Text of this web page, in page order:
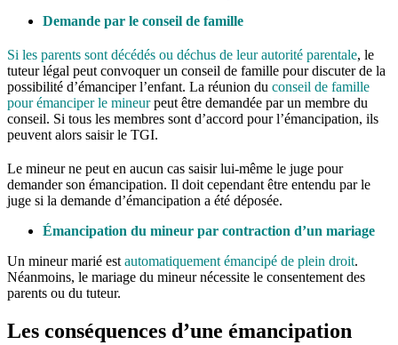
Demande par le conseil de famille
Si les parents sont décédés ou déchus de leur autorité parentale, le
tuteur légal peut convoquer un conseil de famille pour discuter de la
possibilité d’émanciper l’enfant. La réunion du conseil de famille
pour émanciper le mineurpeut être demandée par un membre du
conseil. Si tous les membres sont d’accord pour l’émancipation, ils
peuvent alors saisir le TGI.
Le mineur ne peut en aucun cas saisir lui-même le juge pour
demander son émancipation. Il doit cependant être entendu par le
juge si la demande d’émancipation a été déposée.
Émancipation du mineur par contraction d’un mariage
Un mineur marié est automatiquement émancipé de plein droit.
Néanmoins, le mariage du mineur nécessite le consentement des
parents ou du tuteur.
Les conséquences d’une émancipation